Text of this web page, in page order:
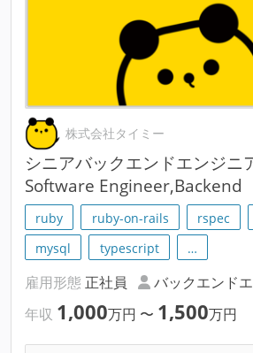
株式会社タイミー
シニアバックエンドエンジニ
Software Engineer,Backend
ruby ruby-on-rails rspec
mysql
typescript …
雇用形態 正社員 バックエンド
年収 1,000万円 〜 1,500万円